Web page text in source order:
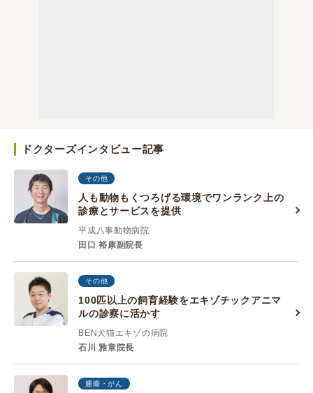
ドクターズインタビュー記事
その他
人も動物もくつろげる環境でワンランク上の
診療とサービスを提供
平成八事動物病院
田口 裕康副院長
その他
100匹以上の飼育経験をエキゾチックアニマ
ルの診察に活かす
BEN犬猫エキゾの病院
石川 雅章院長
腫瘍・がん